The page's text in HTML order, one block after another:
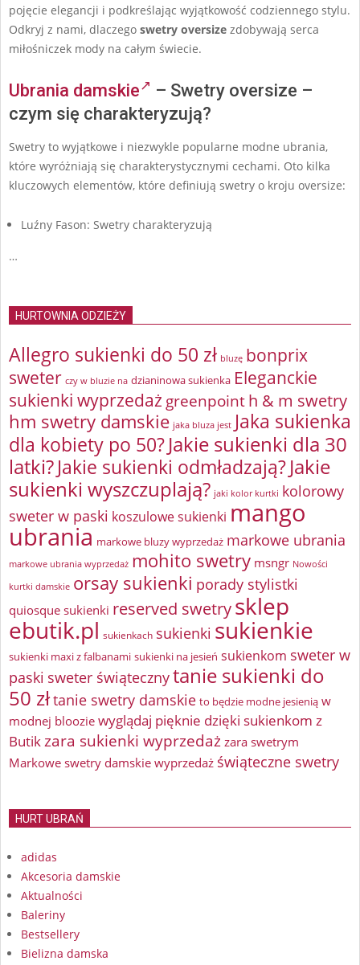
pojęcie elegancji i podkreślając wyjątkowość codziennego stylu.
Odkryj z nami, dlaczego swetry oversize zdobywają serca
miłośniczek mody na całym świecie.
Ubrania damskie
– Swetry oversize –
czym się charakteryzują?
Swetry to wyjątkowe i niezwykle popularne modne ubrania,
które wyróżniają się charakterystycznymi cechami. Oto kilka
kluczowych elementów, które definiują swetry o kroju oversize:
Luźny Fason: Swetry charakteryzują
…
HURTOWNIA ODZIEŻY
Allegro sukienki do 50 zł bluzę bonprix
sweter czy w bluzie na dzianinowa sukienka Eleganckie
sukienki wyprzedaż greenpointh & m swetry
hm swetry damskie jaka bluza jest Jaka sukienka
dla kobiety po 50?Jakie sukienki dla 30
latki?Jakie sukienki odmładzają?Jakie
sukienki wyszczuplają? jaki kolor kurtki kolorowy
sweter w paski koszulowe sukienki mango
ubrania markowe bluzy wyprzedaż markowe ubrania
markowe ubrania wyprzedaż mohito swetry msngr Nowości
kurtki damskie orsay sukienki porady stylistki
quiosque sukienki reserved swetrysklep
ebutik.pl sukienkach sukienki sukienkie
sukienki maxi z falbanami sukienki na jesień sukienkom sweter w
paski sweter świątecznytanie sukienki do
50 złtanie swetry damskie to będzie modne jesienią w
modnej bloozie wyglądaj pięknie dzięki sukienkom z
Butikzara sukienki wyprzedażzara swetrym
Markowe swetry damskie wyprzedaż świąteczne swetry
HURT UBRAŃ
adidas
Akcesoria damskie
Aktualności
Baleriny
Bestsellery
Bielizna damska